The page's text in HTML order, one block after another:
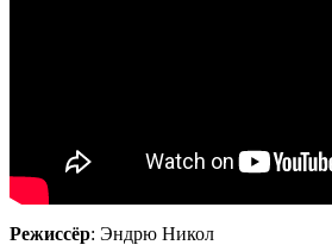
Режиссёр: Эндрю Никол